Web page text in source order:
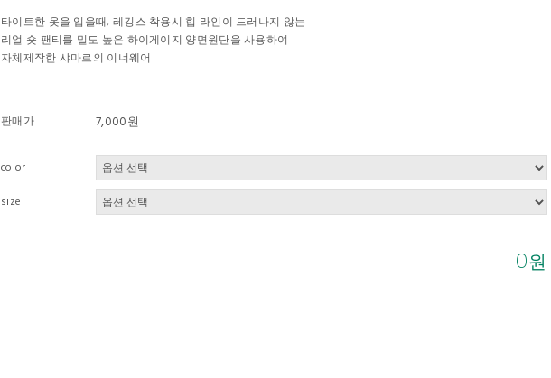
타이트한 옷을 입을때, 레깅스 착용시 힙 라인이 드러나지 않는
리얼 숏 팬티를 밀도 높은 하이게이지 양면원단을 사용하여
자체제작한 샤마르의 이너웨어
판매가 7,000원
color
size
0원